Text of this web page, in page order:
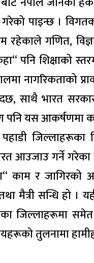
पाइन्छ ।
रहेकाले गणित,
पनि शिक्षाको
नागरिकताको
भारत
पनि यस आकर्षणमा
जिल्लाहरूका
आउजाउ गर्ने
काम र
मैत्री सन्धि हो ।
जिल्लाहरूमा
तुलनामा